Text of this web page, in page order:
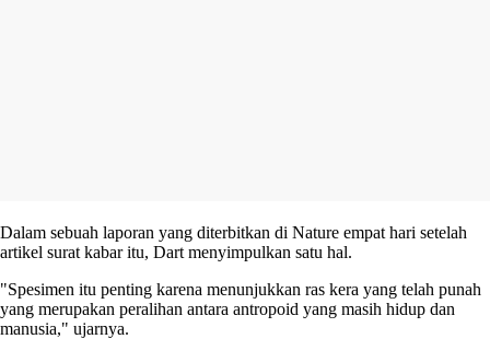
Dalam sebuah laporan yang diterbitkan di Nature empat hari setelah
artikel surat kabar itu, Dart menyimpulkan satu hal.
"Spesimen itu penting karena menunjukkan ras kera yang telah punah
yang merupakan peralihan antara antropoid yang masih hidup dan
manusia," ujarnya.